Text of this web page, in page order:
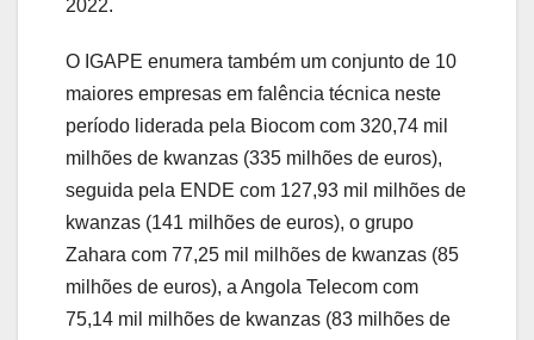
2022.
O IGAPE enumera também um conjunto de 10
maiores empresas em falência técnica neste
período liderada pela Biocom com 320,74 mil
milhões de kwanzas (335 milhões de euros),
seguida pela ENDE com 127,93 mil milhões de
kwanzas (141 milhões de euros), o grupo
Zahara com 77,25 mil milhões de kwanzas (85
milhões de euros), a Angola Telecom com
75,14 mil milhões de kwanzas (83 milhões de